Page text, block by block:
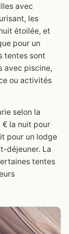
avec
les
étoilée, et
pour un
tentes sont
avec piscine,
ou activités
selon la
la nuit pour
pour un lodge
déjeuner. La
tentes